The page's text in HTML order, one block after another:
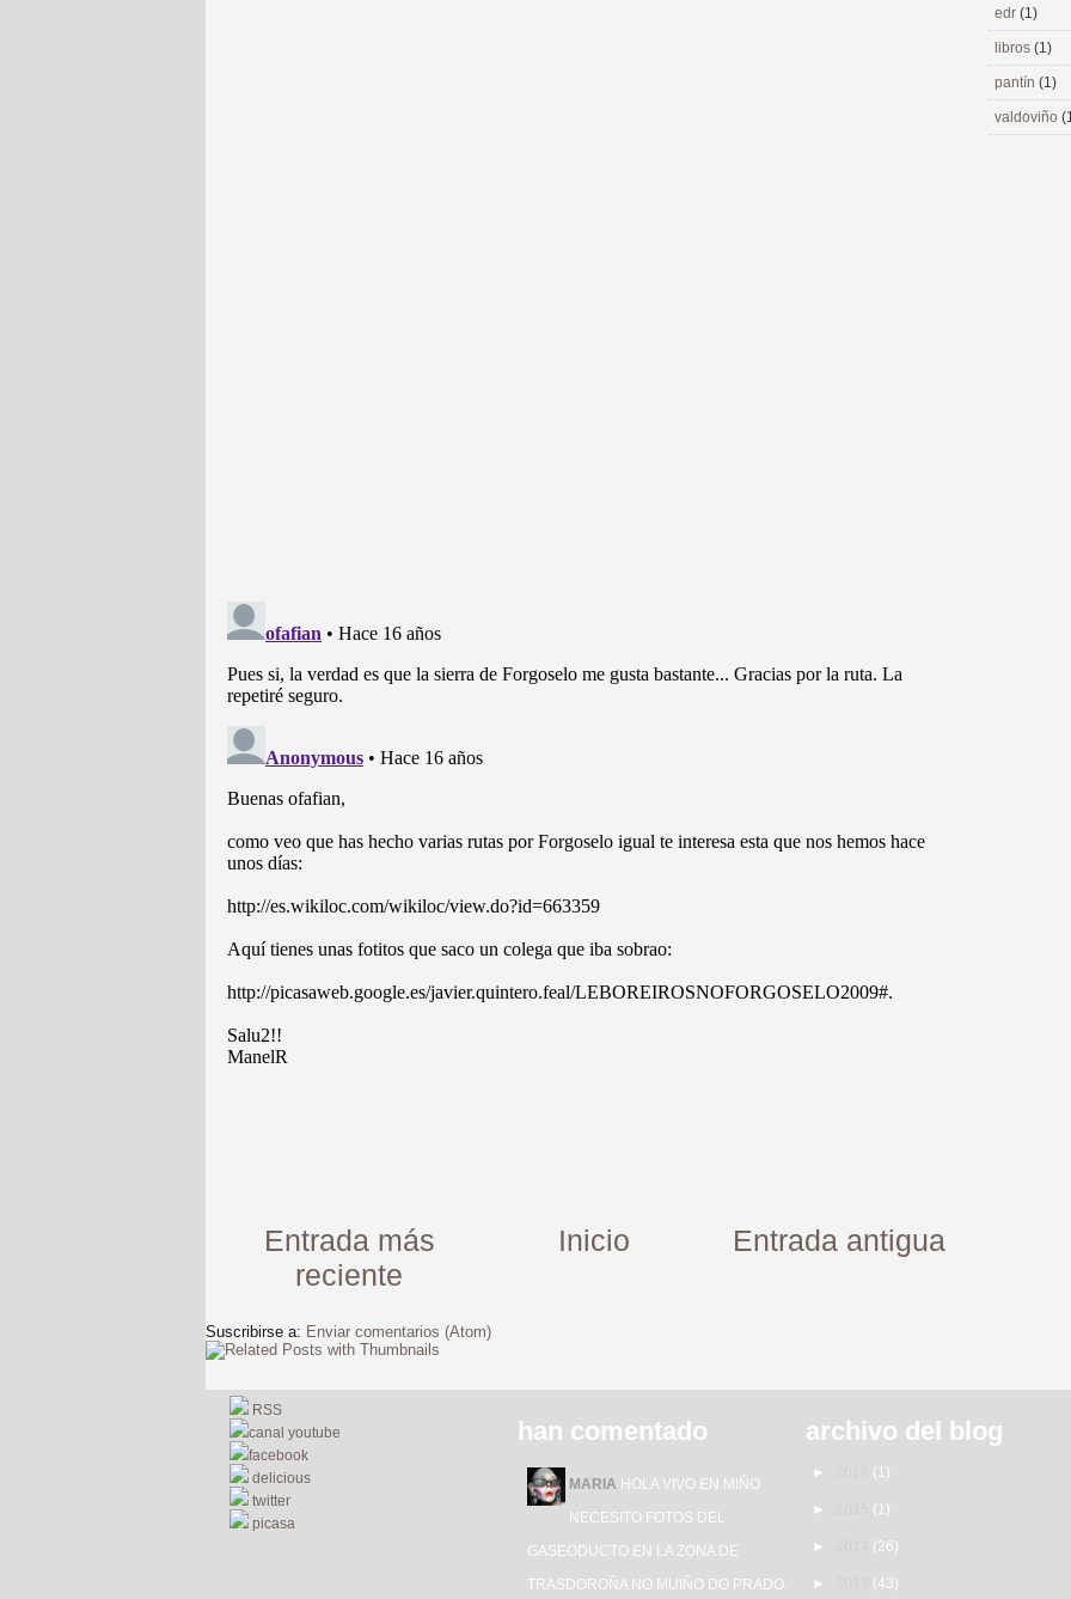
Entrada más
reciente
Entrada antigua
Inicio
Suscribirse a: Enviar comentarios (Atom)
edr (1)
libros (1)
pantín (1)
valdoviño
RSS
canal youtube
facebook
delicious
twitter
picasa
han comentado
MARIA HOLA VIVO EN MIÑO
NECESITO FOTOS DEL
GASEODUCTO EN LA ZONA DE
TRASDOROÑA NO MUIÑO DO PRADO.
archivo del blog
► (1)
► (1)
► (26)
► (43)